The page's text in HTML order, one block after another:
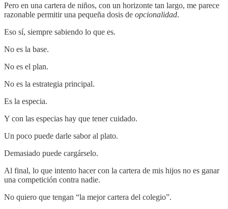
Pero en una cartera de niños, con un horizonte tan largo, me parece
razonable permitir una pequeña dosis de opcionalidad.
Eso sí, siempre sabiendo lo que es.
No es la base.
No es el plan.
No es la estrategia principal.
Es la especia.
Y con las especias hay que tener cuidado.
Un poco puede darle sabor al plato.
Demasiado puede cargárselo.
Al final, lo que intento hacer con la cartera de mis hijos no es ganar
una competición contra nadie.
No quiero que tengan “la mejor cartera del colegio”.